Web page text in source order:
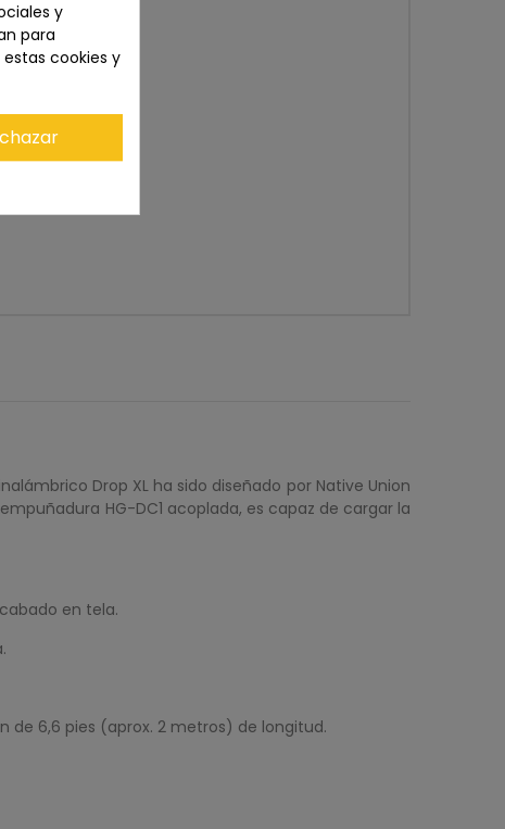
Drop XL ha sido diseñado por Native Union
HG-DC1 acoplada, es capaz de cargar la
en tela.
de 6,6 pies (aprox. 2 metros) de longitud.
y
para
cookies y